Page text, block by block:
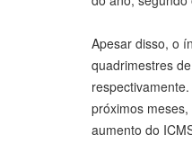
Apesar disso, o
quadrimestres
próximos
aumento do